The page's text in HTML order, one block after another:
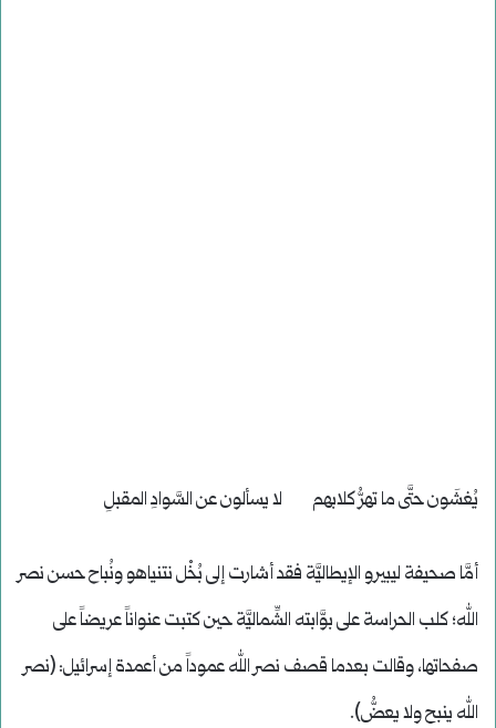
يُغشَون حتَّى ما تهرُّ كلابهم لا يسألون عن السَّوادِ المقبلِ
أمَّا صحيفة ليبيرو الإيطاليَّة فقد أشارت إلى بُخْل نتنياهو ونُباح حسن نصر
الله؛ كلب الحراسة على بوَّابته الشِّماليَّة حين كتبت عنواناً عريضاً على
صفحاتها، وقالت بعدما قصف نصر الله عموداً من أعمدة إسرائيل: (نصر
الله ينبح ولا يعضُّ).